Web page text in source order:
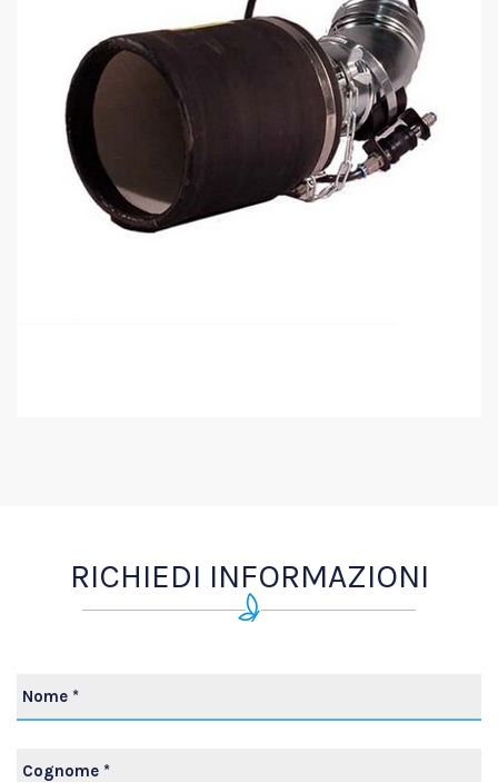
RICHIEDI INFORMAZIONI